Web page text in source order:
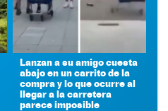
Lanzan a su amigo cuesta
abajo en un carrito de la
compra y lo que ocurre al
llegar a la carretera
parece imposible